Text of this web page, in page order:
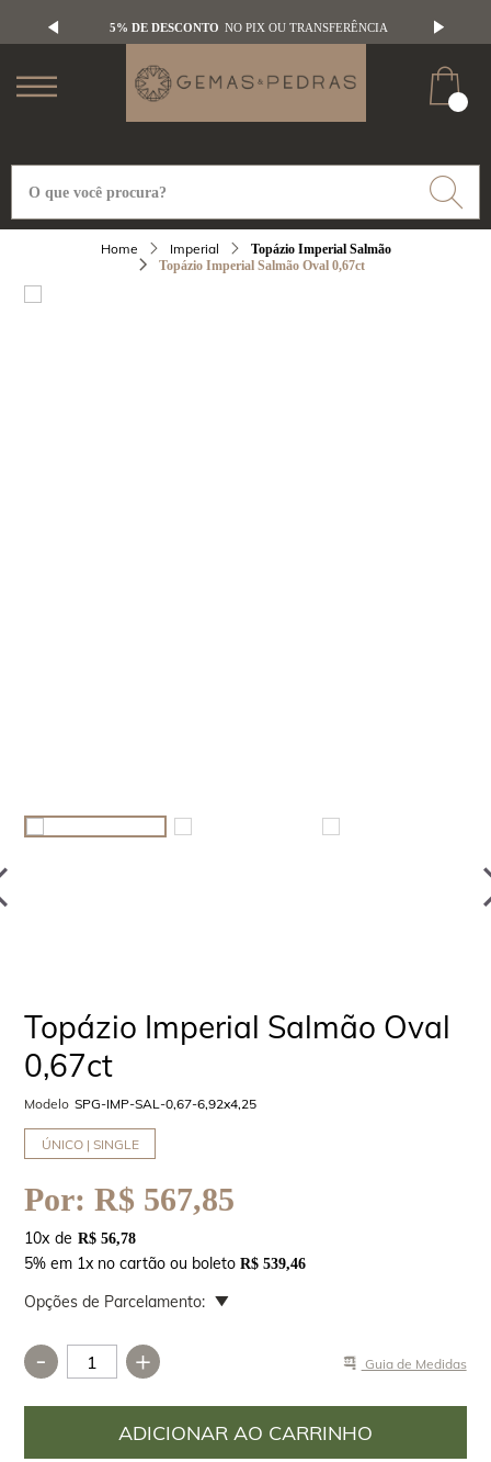
5% DE DESCONTO NO PIX OU TRANSFERÊNCIA
Imperial
Topázio Imperial Salmão
Topázio Imperial Salmão Oval 0,67ct
Topázio Imperial Salmão Oval
0,67ct
Modelo SPG-IMP-SAL-0,67-6,92x4,25
ÚNICO | SINGLE
Por:R$ 567,85
10x R$ 56,78
5% em 1x no cartão ou boletoR$ 539,46
Opções de Parcelamento:
- + Guia de Medidas